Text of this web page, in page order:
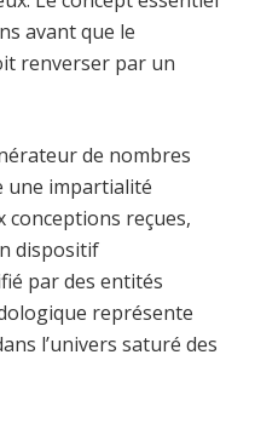
avant que le
renverser par un
de nombres
une impartialité
conceptions reçues,
dispositif
par des entités
représente
l’univers saturé des